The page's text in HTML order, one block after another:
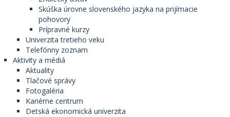
Skúška úrovne slovenského jazyka na prijímacie
pohovory
Prípravné kurzy
Univerzita tretieho veku
Telefónny zoznam
Aktivity a médiá
Aktuality
Tlačové správy
Fotogaléria
Kariérne centrum
Detská ekonomická univerzita